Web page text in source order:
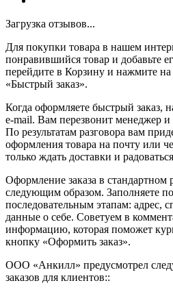
Загрузка отзывов...
Для покупки товара в нашем
понравившийся товар и добавьте
перейдите в Корзину и нажмите
«Быстрый заказ».
Когда оформляете быстрый
e-mail. Вам перезвонит менеджер и
По результатам разговора вам
оформления товара на почту или
только ждать доставки и
Оформление заказа в стандартном
следующим образом. Заполняете
последовательным этапам: адрес,
данные о себе. Советуем в
информацию, которая поможет
кнопку «Оформить заказ».
ООО «Анкилл» предусмотрел
заказов для клиентов::